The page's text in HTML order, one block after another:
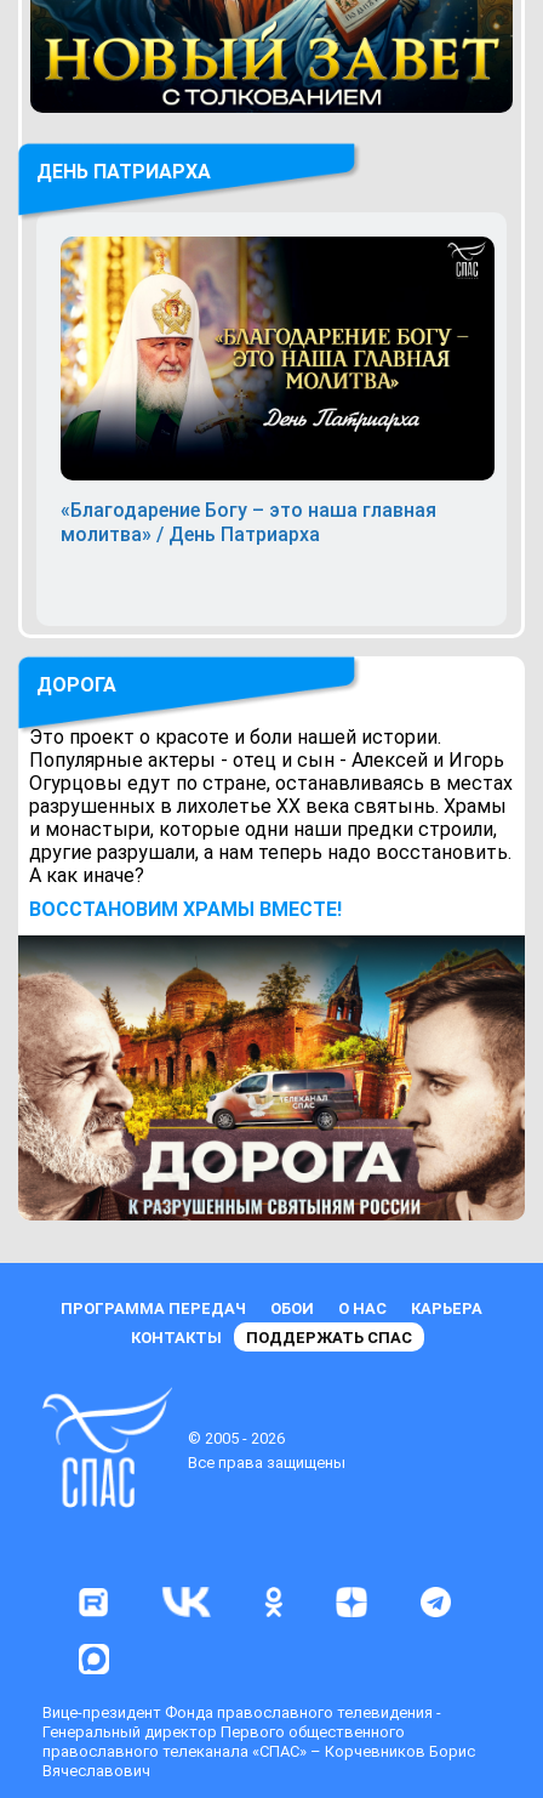
ДЕНЬ ПАТРИАРХА
«Благодарение Богу – это наша главная
молитва» / День Патриарха
ДОРОГА
Это проект о красоте и боли нашей истории.
Популярные актеры - отец и сын - Алексей и Игорь
Огурцовы едут по стране, останавливаясь в местах
разрушенных в лихолетье ХХ века святынь. Храмы
и монастыри, которые одни наши предки строили,
другие разрушали, а нам теперь надо восстановить.
А как иначе?
ВОCСТАНОВИМ ХРАМЫ ВМЕСТЕ!
ПРОГРАММА ПЕРЕДАЧ ОБОИ О НАС
КАРЬЕРА
КОНТАКТЫ
ПОДДЕРЖАТЬ СПАС
© 2005 - 2026
Все права защищены
Вице-президент Фонда православного телевидения -
Генеральный директор Первого общественного
православного телеканала «СПАС» – Корчевников Борис
Вячеславович